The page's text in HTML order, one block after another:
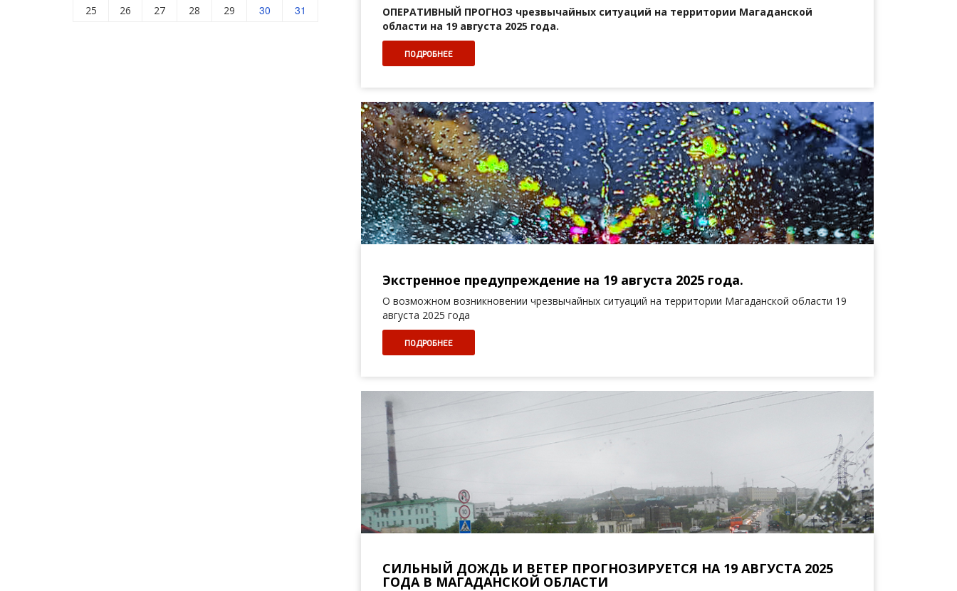
ОПЕРАТИВНЫЙ ПРОГНОЗ чрезвычайных ситуаций на территории Магаданской
области на 19 августа 2025 года.
ПОДРОБНЕЕ
Экстренное предупреждение на 19 августа 2025 года.
О возможном возникновении чрезвычайных ситуаций на территории Магаданской области 19
августа 2025 года
ПОДРОБНЕЕ
СИЛЬНЫЙ ДОЖДЬ И ВЕТЕР ПРОГНОЗИРУЕТСЯ НА 19 АВГУСТА 2025
ГОДА В МАГАДАНСКОЙ ОБЛАСТИ
25 26 27 28 29 30 31